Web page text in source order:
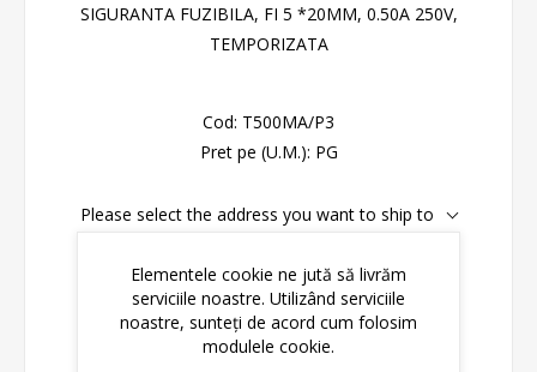
SIGURANTA FUZIBILA, FI 5 *20MM, 0.50A 250V,
TEMPORIZATA
Cod: T500MA/P3
Pret pe (U.M.): PG
Please select the address you want to ship to
Disponibilitate: În stoc
ADAUGĂ ȊN COŞ
Elementele cookie ne jută să livrăm
serviciile noastre. Utilizând serviciile
noastre, sunteți de acord cum folosim
modulele cookie.